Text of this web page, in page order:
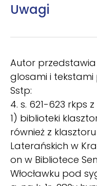
Uwagi
Autor
glosami i tekstami
Sstp:
4. s. 621-623 rkps
1) biblioteki
również z
Laterańskich w
on w Bibliotece
Włocławku pod